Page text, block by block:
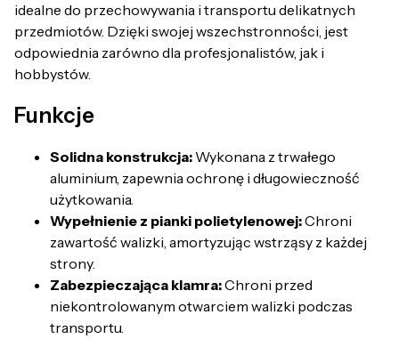
idealne do przechowywania i transportu delikatnych
przedmiotów. Dzięki swojej wszechstronności, jest
odpowiednia zarówno dla profesjonalistów, jak i
hobbystów.
Funkcje
Solidna konstrukcja: Wykonana z trwałego
aluminium, zapewnia ochronę i długowieczność
użytkowania.
Wypełnienie z pianki polietylenowej:Chroni
zawartość walizki, amortyzując wstrząsy z każdej
strony.
Zabezpieczająca klamra:Chroni przed
niekontrolowanym otwarciem walizki podczas
transportu.